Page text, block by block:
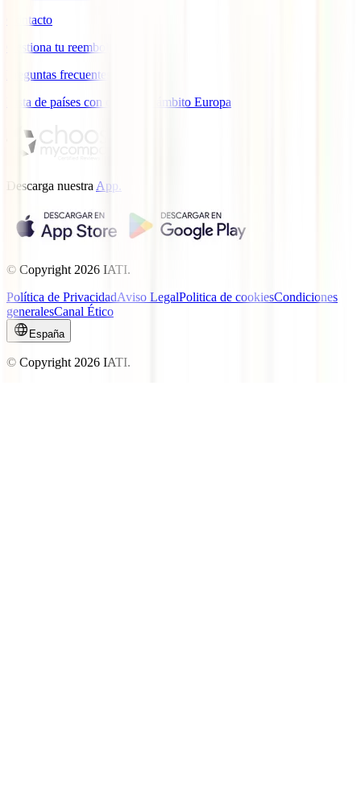
Contacto
Gestiona tu reembolso
Preguntas frecuentes
Lista de países con cobertura ámbito Europa
Descarga nuestra App.
© Copyright 2026 IATI.
Política de PrivacidadAviso LegalPolitica de cookiesCondiciones
generalesCanal Ético
España
© Copyright 2026 IATI.